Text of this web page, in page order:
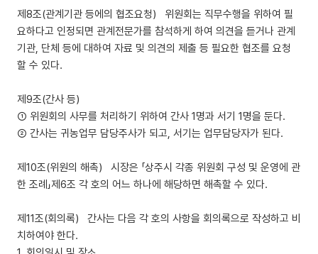
제8조(관계기관 등에의 협조요청) 위원회는 직무수행을 위하여 필
요하다고 인정되면 관계전문가를 참석하게 하여 의견을 듣거나 관계
기관, 단체 등에 대하여 자료 및 의견의 제출 등 필요한 협조를 요청
할 수 있다.
제9조(간사 등)
① 위원회의 사무를 처리하기 위하여 간사 1명과 서기 1명을 둔다.
② 간사는 귀농업무 담당주사가 되고, 서기는 업무담당자가 된다.
제10조(위원의 해촉) 시장은 「상주시 각종 위원회 구성 및 운영에 관
한 조례」제6조 각 호의 어느 하나에 해당하면 해촉할 수 있다.
제11조(회의록) 간사는 다음 각 호의 사항을 회의록으로 작성하고 비
치하여야 한다.